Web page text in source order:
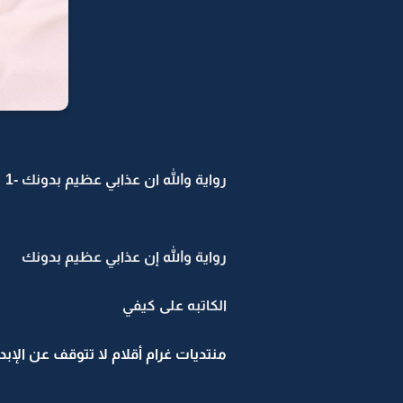
رواية والله ان عذابي عظيم بدونك -1
رواية والله إن عذابي عظيم بدونك
الكاتبه على كيفي
منتديات غرام أقلام لا تتوقف عن